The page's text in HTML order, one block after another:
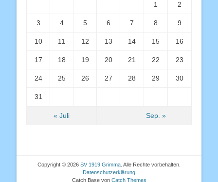
1 2
3 4 5 6 7 8 9
10 11 12 13 14 15 16
17 18 19 20 21 22 23
24 25 26 27 28 29 30
31
« Juli Sep. »
Copyright © 2026 SV 1919 Grimma . Alle Rechte vorbehalten.
Datenschutzerklärung
Catch Base von Catch Themes